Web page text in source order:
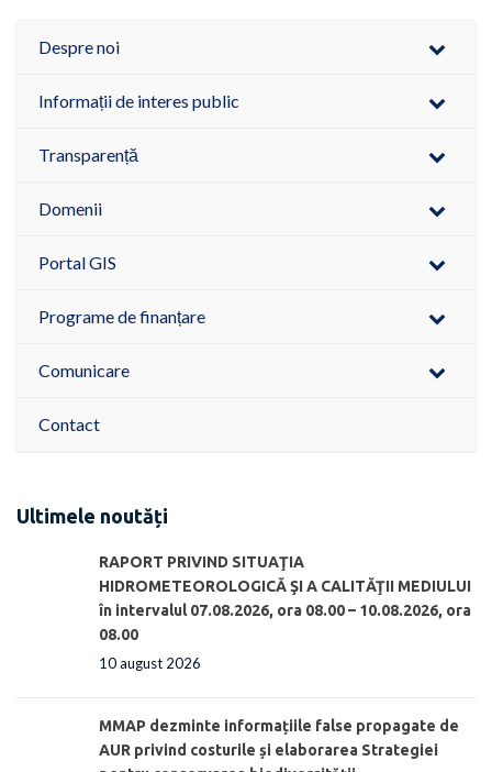
Despre noi
Informații de interes public
Transparență
Domenii
Portal GIS
Programe de finanțare
Comunicare
Contact
Ultimele noutăți
RAPORT PRIVIND SITUAŢIA
HIDROMETEOROLOGICĂ ŞI A CALITĂŢII MEDIULUI
în intervalul 07.08.2026, ora 08.00 – 10.08.2026, ora
08.00
10 august 2026
MMAP dezminte informațiile false propagate de
AUR privind costurile și elaborarea Strategiei